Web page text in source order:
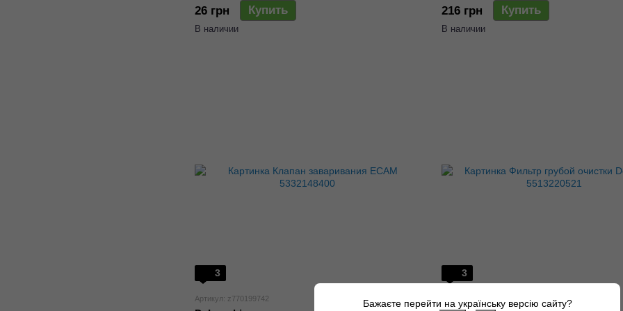
26 грн
Купить
В наличии
216 грн
Купить
В наличии
3
Артикул: z770199742
3
Артикул: z770199669
Бажаєте перейти на українську версію сайту?